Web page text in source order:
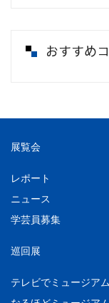
おすすめ
展覧会
レポート
ニュース
学芸員募集
巡回展
テレビでミュージアム